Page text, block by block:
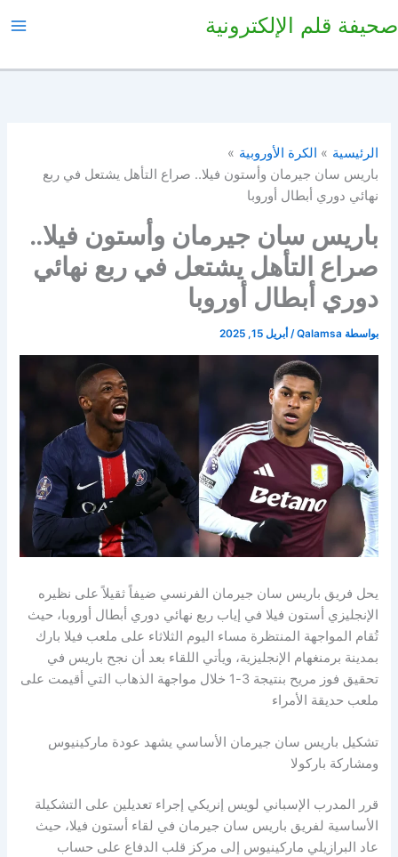
إلى
صحيفة قلم الإلكترونية
الرئيسية
الكرة الأوروبية
باريس سان جيرمان وأستون فيلا.. صراع التأهل يشتعل في ربع
نهائي دوري أبطال أوروبا
باريس سان جيرمان وأستون فيلا..
صراع التأهل يشتعل في ربع نهائي
دوري أبطال أوروبا
بواسطة Qalamsa
/ أبريل 15, 2025
يحل فريق باريس سان جيرمان الفرنسي ضيفاً ثقيلاً على نظيره
الإنجليزي أستون فيلا في إياب ربع نهائي دوري أبطال أوروبا، حيث
تُقام المواجهة المنتظرة مساء اليوم الثلاثاء على ملعب فيلا بارك
بمدينة برمنغهام الإنجليزية، ويأتي اللقاء بعد أن نجح باريس في
تحقيق فوز مريح بنتيجة 3-1 خلال مواجهة الذهاب التي أقيمت على
ملعب حديقة الأمراء
تشكيل باريس سان جيرمان الأساسي يشهد عودة ماركينيوس
ومشاركة باركولا
قرر المدرب الإسباني لويس إنريكي إجراء تعديلين على التشكيلة
الأساسية لفريق باريس سان جيرمان في لقاء أستون فيلا، حيث
عاد البرازيلي ماركينيوس إلى مركز قلب الدفاع على حساب